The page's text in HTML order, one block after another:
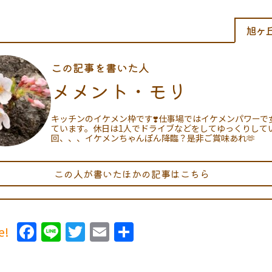
旭ヶ
この記事を書いた人
メメント・モリ
キッチンのイケメン枠です❣️仕事場ではイケメンパワーで
ています。休日は1人でドライブなどをしてゆっくりして
回、、、イケメンちゃんぽん降臨？是非ご賞味あれ🫶
この人が書いたほかの記事はこちら
Facebook
LineTwitter
Email